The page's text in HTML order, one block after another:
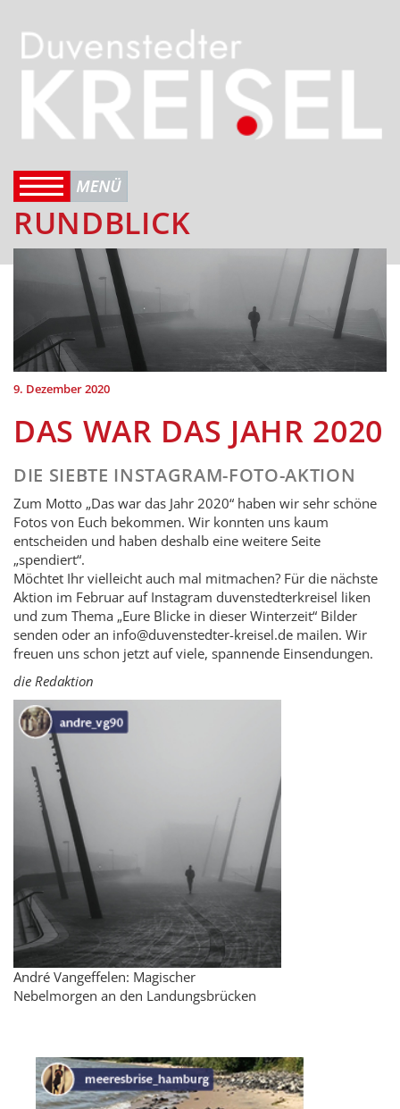
RUNDBLICK
9. Dezember 2020
DAS WAR DAS JAHR 2020
DIE SIEBTE INSTAGRAM-FOTO-AKTION
Zum Motto „Das war das Jahr 2020“ haben wir sehr schöne
Fotos von Euch bekommen. Wir konnten uns kaum
entscheiden und haben deshalb eine weitere Seite
„spendiert“.
Möchtet Ihr vielleicht auch mal mitmachen? Für die nächste
Aktion im Februar auf Instagram duvenstedterkreisel liken
und zum Thema „Eure Blicke in dieser Winterzeit“ Bilder
senden oder an info@duvenstedter-kreisel.de mailen. Wir
freuen uns schon jetzt auf viele, spannende Einsendungen.
die Redaktion
André Vangeffelen: Magischer
Nebelmorgen an den Landungsbrücken